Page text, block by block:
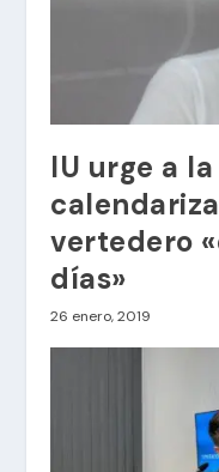
IU urge a
vertedero
días»
26 enero, 2019